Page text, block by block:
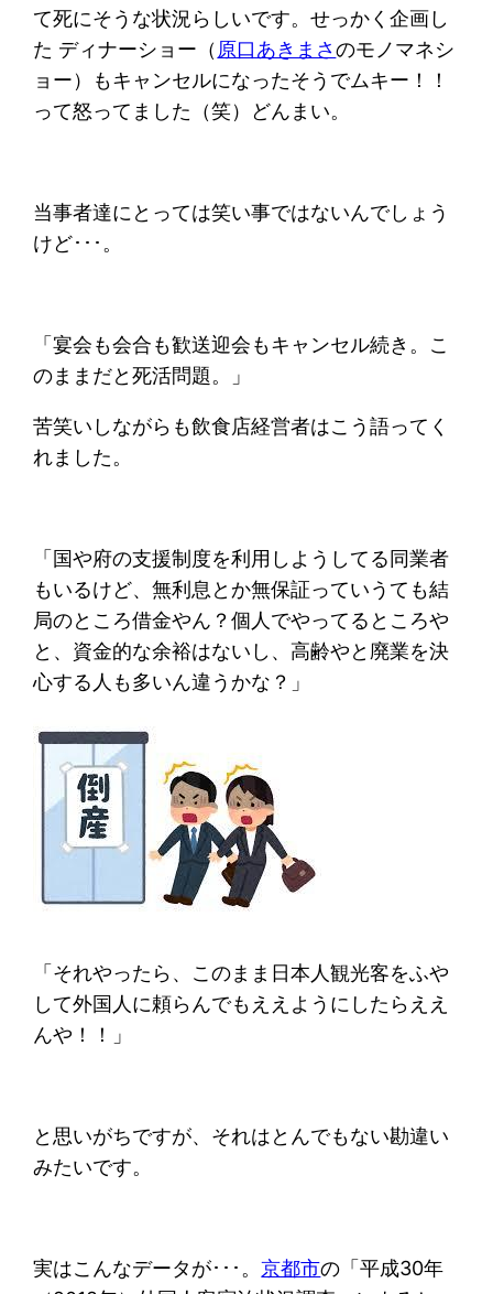
て死にそうな状況らしいです。せっかく企画し
た ディナーショー（ 原口あきまさのモノマネシ
ョー）もキャンセルになったそうでムキー！！
って怒ってました（笑）どんまい。
当事者達にとっては笑い事ではないんでしょう
けど･･･。
「宴会も会合も歓送迎会もキャンセル続き。こ
のままだと死活問題。」
苦笑いしながらも飲食店経営者はこう語ってく
れました。
「国や府の支援制度を利用しようしてる同業者
もいるけど、無利息とか無保証っていうても結
局のところ借金やん？個人でやってるところや
と、資金的な余裕はないし、高齢やと廃業を決
心する人も多いん違うかな？」
「それやったら、このまま日本人観光客をふや
して外国人に頼らんでもええようにしたらええ
んや！！」
と思いがちですが、それはとんでもない勘違い
みたいです。
実はこんなデータが･･･。京都市の「平成30年